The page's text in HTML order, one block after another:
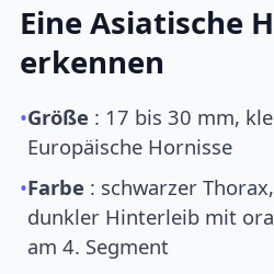
Eine Asiatische
erkennen
•Größe : 17 bis 30 mm,
Europäische Hornisse
•Farbe : schwarzer
dunkler Hinterleib mit
am 4. Segment